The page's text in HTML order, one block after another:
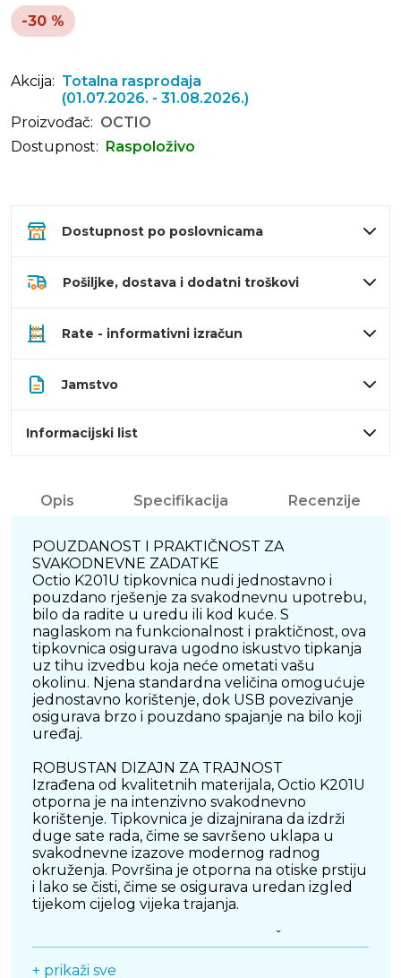
-30 %
Akcija: Totalna rasprodaja
(01.07.2026. - 31.08.2026.)
Proizvođač: OCTIO
Dostupnost:
Raspoloživo
Dostupnost po poslovnicama
Pošiljke, dostava i dodatni troškovi
Rate - informativni izračun
Jamstvo
Informacijski list
Opis Specifikacija Recenzije
POUZDANOST I PRAKTIČNOST ZA
SVAKODNEVNE ZADATKE
Octio K201U tipkovnica nudi jednostavno i
pouzdano rješenje za svakodnevnu upotrebu,
bilo da radite u uredu ili kod kuće. S
naglaskom na funkcionalnost i praktičnost, ova
tipkovnica osigurava ugodno iskustvo tipkanja
uz tihu izvedbu koja neće ometati vašu
okolinu. Njena standardna veličina omogućuje
jednostavno korištenje, dok USB povezivanje
osigurava brzo i pouzdano spajanje na bilo koji
uređaj.
ROBUSTAN DIZAJN ZA TRAJNOST
Izrađena od kvalitetnih materijala, Octio K201U
otporna je na intenzivno svakodnevno
korištenje. Tipkovnica je dizajnirana da izdrži
duge sate rada, čime se savršeno uklapa u
svakodnevne izazove modernog radnog
okruženja. Površina je otporna na otiske prstiju
i lako se čisti, čime se osigurava uredan izgled
tijekom cijelog vijeka trajanja.
što omogućuje smanjenje umora tijekom
+ prikaži sve